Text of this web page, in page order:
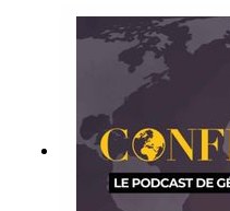
Mihaely revient sur
Émission